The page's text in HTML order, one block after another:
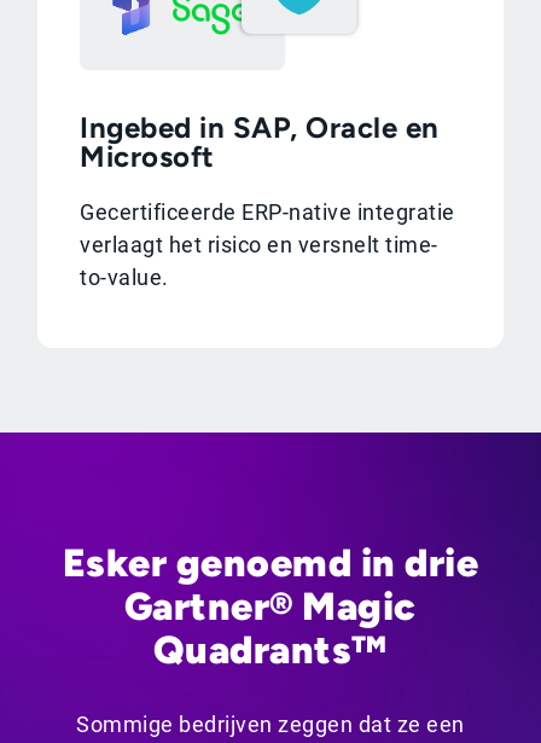
Ingebed in SAP, Oracle en
Microsoft
Gecertificeerde ERP-native integratie
verlaagt het risico en versnelt time-
to-value.
Esker genoemd in drie
Gartner® Magic
Quadrants™
Sommige bedrijven zeggen dat ze een